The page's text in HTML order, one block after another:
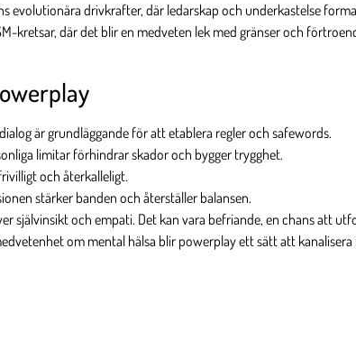
evolutionära drivkrafter, där ledarskap och underkastelse
kretsar, där det blir en medveten lek med gränser och
är grundläggande för att etablera regler och safewords.
limitar förhindrar skador och bygger trygghet.
och återkalleligt.
stärker banden och återställer balansen.
självinsikt och empati. Det kan vara befriande, en chans att
om mental hälsa blir powerplay ett sätt att